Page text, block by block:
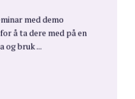
med demo
å ta dere med på en
og bruk ...